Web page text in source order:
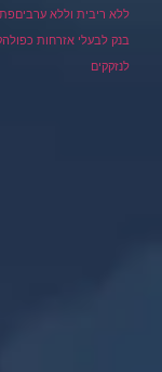
ללא ריבית וללא ערבים
בנק לבעלי אזרחות כפולה
לנזקקים